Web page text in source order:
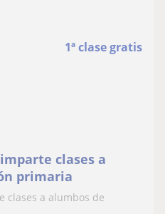
1ª clase gratis
clases a
primaria
clases a alumbos de